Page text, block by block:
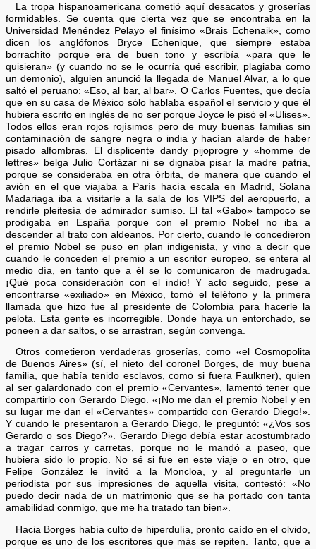
La tropa hispanoamericana cometió aquí desacatos y groserías
formidables. Se cuenta que cierta vez que se encontraba en la
Universidad Menéndez Pelayo el finísimo «Brais Echenaik», como
dicen los anglófonos Bryce Echenique, que siempre estaba
borrachito porque era de buen tono y escribía «para que le
quisieran» (y cuando no se le ocurría qué escribir, plagiaba como
un demonio), alguien anunció la llegada de Manuel Alvar, a lo que
saltó el peruano: «Eso, al bar, al bar». O Carlos Fuentes, que decía
que en su casa de México sólo hablaba español el servicio y que él
hubiera escrito en inglés de no ser porque Joyce le pisó el «Ulises».
Todos ellos eran rojos rojísimos pero de muy buenas familias sin
contaminación de sangre negra o india y hacían alarde de haber
pisado alfombras. El displicente dandy pijoprogre y «homme de
lettres» belga Julio Cortázar ni se dignaba pisar la madre patria,
porque se consideraba en otra órbita, de manera que cuando el
avión en el que viajaba a París hacía escala en Madrid, Solana
Madariaga iba a visitarle a la sala de los VIPS del aeropuerto, a
rendirle pleitesía de admirador sumiso. El tal «Gabo» tampoco se
prodigaba en España porque con el premio Nobel no iba a
descender al trato con aldeanos. Por cierto, cuando le concedieron
el premio Nobel se puso en plan indigenista, y vino a decir que
cuando le conceden el premio a un escritor europeo, se entera al
medio día, en tanto que a él se lo comunicaron de madrugada.
¡Qué poca consideración con el indio! Y acto seguido, pese a
encontrarse «exiliado» en México, tomó el teléfono y la primera
llamada que hizo fue al presidente de Colombia para hacerle la
pelota. Esta gente es incorregible. Donde haya un entorchado, se
poneen a dar saltos, o se arrastran, según convenga.
Otros cometieron verdaderas groserías, como «el Cosmopolita
de Buenos Aires» (sí, el nieto del coronel Borges, de muy buena
familia, que había tenido esclavos, como si fuera Faulkner), quien
al ser galardonado con el premio «Cervantes», lamentó tener que
compartirlo con Gerardo Diego. «¡No me dan el premio Nobel y en
su lugar me dan el «Cervantes» compartido con Gerardo Diego!».
Y cuando le presentaron a Gerardo Diego, le preguntó: «¿Vos sos
Gerardo o sos Diego?». Gerardo Diego debía estar acostumbrado
a tragar carros y carretas, porque no le mandó a paseo, que
hubiera sido lo propio. No sé si fue en este viaje o en otro, que
Felipe González le invitó a la Moncloa, y al preguntarle un
periodista por sus impresiones de aquella visita, contestó: «No
puedo decir nada de un matrimonio que se ha portado con tanta
amabilidad conmigo, que me ha tratado tan bien».
Hacia Borges había culto de hiperdulía, pronto caído en el olvido,
porque es uno de los escritores que más se repiten. Tanto, que a